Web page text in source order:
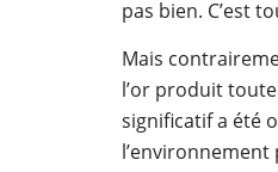
pas bien. C’est
Mais
l’or produit
significatif a été
l’environnement